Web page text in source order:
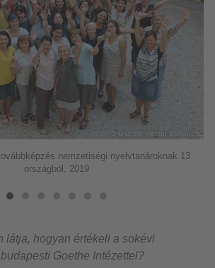
© Goethe-Institut Budapest
nemzetiségi nyelvtanároknak 13
országból, 2019
látja, hogyan értékeli a sokévi
Goethe Intézettel?